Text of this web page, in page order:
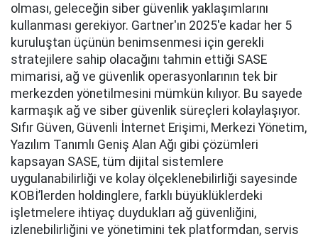
olması, geleceğin siber güvenlik yaklaşımlarını
kullanması gerekiyor. Gartner'ın 2025'e kadar her 5
kuruluştan üçünün benimsenmesi için gerekli
stratejilere sahip olacağını tahmin ettiği SASE
mimarisi, ağ ve güvenlik operasyonlarının tek bir
merkezden yönetilmesini mümkün kılıyor. Bu sayede
karmaşık ağ ve siber güvenlik süreçleri kolaylaşıyor.
Sıfır Güven, Güvenli İnternet Erişimi, Merkezi Yönetim,
Yazılım Tanımlı Geniş Alan Ağı gibi çözümleri
kapsayan SASE, tüm dijital sistemlere
uygulanabilirliği ve kolay ölçeklenebilirliği sayesinde
KOBİ’lerden holdinglere, farklı büyüklüklerdeki
işletmelere ihtiyaç duydukları ağ güvenliğini,
izlenebilirliğini ve yönetimini tek platformdan, servis